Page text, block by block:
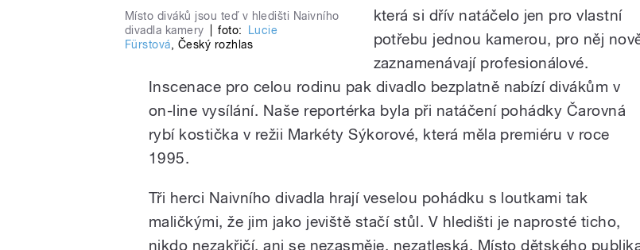
Místo diváků jsou teď v hledišti Naivního
divadla kamery
foto:
Lucie
Fürstová, Český rozhlas
která si dřív natáčelo jen pro vlastní
potřebu jednou kamerou, pro něj
zaznamenávají profesionálové.
Inscenace pro celou rodinu pak divadlo bezplatně nabízí divákům v
on-line vysílání. Naše reportérka byla při natáčení pohádky Čarovná
rybí kostička v režii Markéty Sýkorové, která měla premiéru v roce
1995.
Tři herci Naivního divadla hrají veselou pohádku s loutkami tak
maličkými, že jim jako jeviště stačí stůl. V hledišti je naprosté ticho,
nikdo nezakřičí, ani se nezasměje, nezatleská. Místo dětského